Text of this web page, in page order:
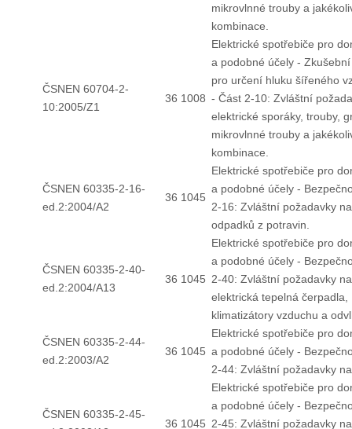
mikrovlnné trouby a
kombinace.
ČSNEN 60704-2-
10:2005/Z1
36 1008
Elektrické spotřebiče pro
a podobné účely -
pro určení hluku šířeného
- Část 2-10: Zvláštní
elektrické sporáky, trouby,
mikrovlnné trouby a
kombinace.
ČSNEN 60335-2-16-
ed.2:2004/A2
36 1045
Elektrické spotřebiče pro
a podobné účely -
2-16: Zvláštní požadavky
odpadků z potravin.
ČSNEN 60335-2-40-
ed.2:2004/A13
36 1045
Elektrické spotřebiče pro
a podobné účely -
2-40: Zvláštní požadavky na
elektrická tepelná čerpadla,
klimatizátory vzduchu a
ČSNEN 60335-2-44-
ed.2:2003/A2
36 1045
Elektrické spotřebiče pro
a podobné účely -
2-44: Zvláštní požadavky
ČSNEN 60335-2-45-
36 1045
Elektrické spotřebiče pro
a podobné účely -
2-45: Zvláštní požadavky na